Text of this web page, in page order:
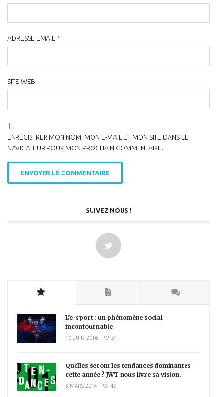
ADRESSE EMAIL *
SITE WEB
ENREGISTRER MON NOM, MON E-MAIL ET MON SITE DANS LE
NAVIGATEUR POUR MON PROCHAIN COMMENTAIRE.
SUIVEZ NOUS !
L’e-sport : un phénomène social
incontournable
10 JUIN 2016 51
Quelles seront les tendances dominantes
cette année ? JWT nous livre sa vision.
3 MARS 2014 49